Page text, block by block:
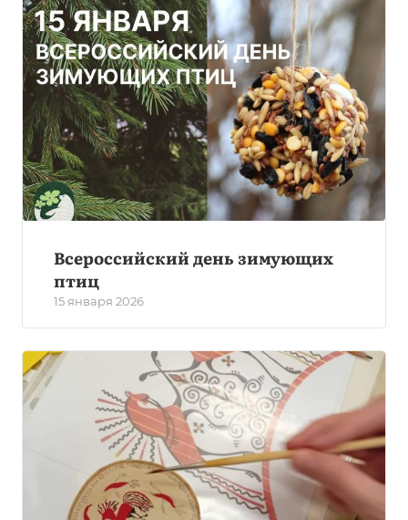
Всероссийский день зимующих
птиц
15 января 2026